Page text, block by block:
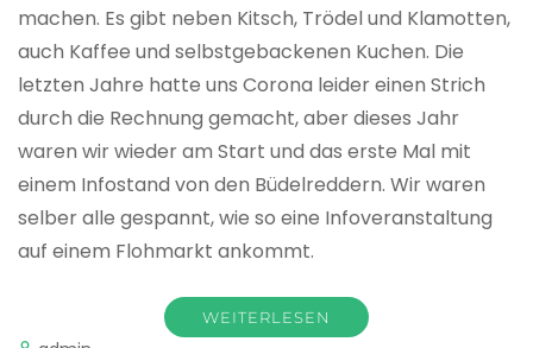
machen. Es gibt neben Kitsch, Trödel und Klamotten,
auch Kaffee und selbstgebackenen Kuchen. Die
letzten Jahre hatte uns Corona leider einen Strich
durch die Rechnung gemacht, aber dieses Jahr
waren wir wieder am Start und das erste Mal mit
einem Infostand von den Büdelreddern. Wir waren
selber alle gespannt, wie so eine Infoveranstaltung
auf einem Flohmarkt ankommt.
WEITERLESEN